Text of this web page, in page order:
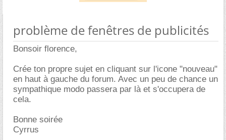
problème de fenêtres de publicités
Bonsoir florence,
Crée ton propre sujet en cliquant sur l'icone "nouveau"
en haut à gauche du forum. Avec un peu de chance un
sympathique modo passera par là et s'occupera de
cela.
Bonne soirée
Cyrrus